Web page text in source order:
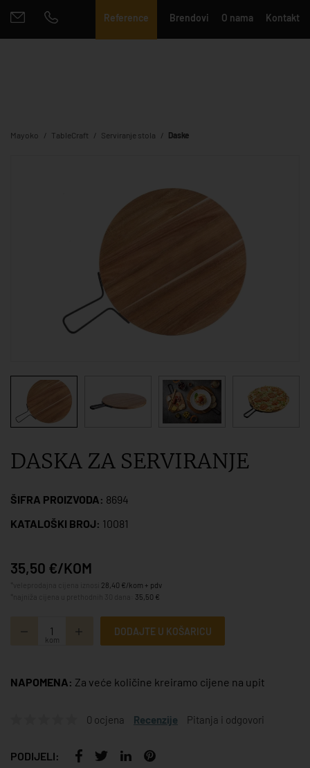
Reference Brendovi O nama Kontakt
Mayoko TableCraft Serviranje stola Daske
DASKA ZA SERVIRANJE
ŠIFRA PROIZVODA: 8694
KATALOŠKI BROJ: 10081
35,50 €/KOM
28,40 €/kom + pdv
35,50 €
kom
DODAJTE U KOŠARICU
NAPOMENA: Za veće količine kreiramo cijene na upit
0 ocjena Recenzije Pitanja i odgovori
PODIJELI: